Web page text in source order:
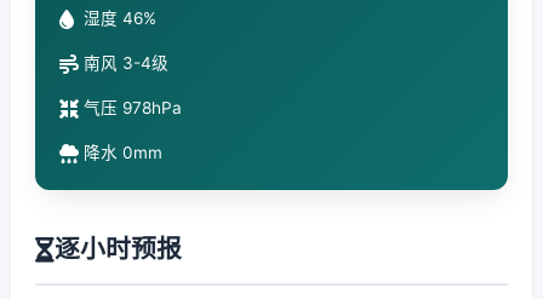
湿度 46%
南风 3-4级
气压 978hPa
降水 0mm
逐小时预报